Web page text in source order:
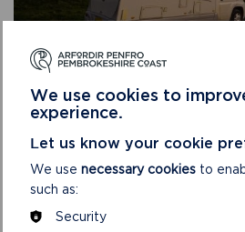
Fel rhan o strategaeth twristiaeth
COVID-19, nod Parc Cenedlaethol
newid cadarnhaol yn ymddygiad
dull gweithredu sy’n rhoi ‘natur a’r
We use cookies to
experience.
Let us know your cookie
We use necessary cookies to
such as:
Security